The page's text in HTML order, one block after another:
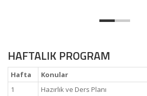
HAFTALIK PROGRAM
Hafta Konular
1
Hazırlık ve Ders Planı